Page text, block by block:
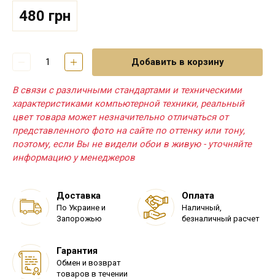
480 грн
Добавить в корзину
В связи с различными стандартами и техническими
характеристиками компьютерной техники, реальный
цвет товара может незначительно отличаться от
представленного фото на сайте по оттенку или тону,
поэтому, если Вы не видели обои в живую - уточняйте
информацию у менеджеров
Доставка
По Украине и
Запорожью
Оплата
Наличный,
безналичный расчет
Гарантия
Обмен и возврат
товаров в течении